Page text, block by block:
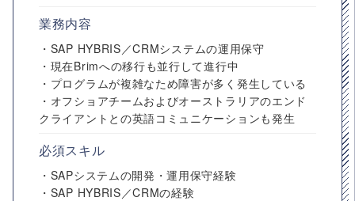
業務内容
・SAP HYBRIS／CRMシステムの運用保守
・現在Brimへの移行も並行して進行中
・プログラムが複雑なため障害が多く発生している
・オフショアチームおよびオーストラリアのエンド
クライアントとの英語コミュニケーションも発生
必須スキル
・SAPシステムの開発・運用保守経験
・SAP HYBRIS／CRMの経験